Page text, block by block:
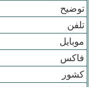
توضیح
تلفن
موبایل
فاکس
کشور